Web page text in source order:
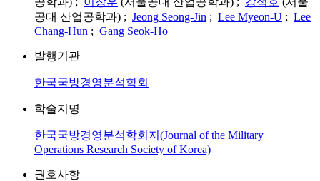
공대 산업공학과) ; Jeong Seong-Jin ; Lee Myeon-U ; Lee
Chang-Hun ; Gang Seok-Ho
발행기관
한국국방경영분석학회
학술지명
한국국방경영분석학회지(Journal of the Military
Operations Research Society of Korea)
권호사항